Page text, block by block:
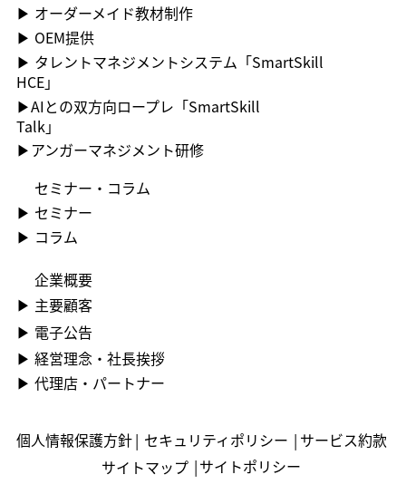
▶ ︎オーダーメイド教材制作
▶ OEM提供
▶ ︎タレントマネジメントシステム「SmartSkill
HCE」
▶AIとの双方向ロープレ「SmartSkill
Talk」
​▶アンガーマネジメント研修
セミナー・コラム
▶ ︎セミナー
▶ コラム
企業概要
▶ ︎主要顧客
▶ ︎電子公告
▶ ︎︎経営理念・社長挨拶
▶ ︎︎代理店・パートナー
サイトマップ サイトポリシー
|
個人情報保護方針 セキュリティポリシー サービス約款
| |